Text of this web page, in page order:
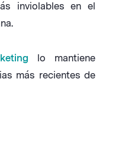
inviolables en el
lo mantiene
más recientes de